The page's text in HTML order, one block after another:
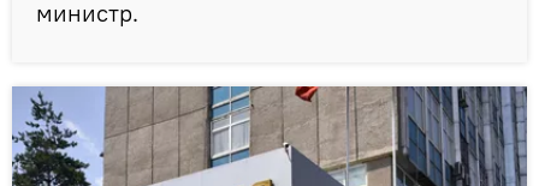
министр.